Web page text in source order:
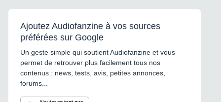
Ajoutez Audiofanzine à vos sources
préférées sur Google
Un geste simple qui soutient Audiofanzine et vous
permet de retrouver plus facilement tous nos
contenus : news, tests, avis, petites annonces,
forums...